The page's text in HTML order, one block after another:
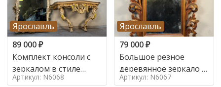
Ярославль
89 000₽
Комплект консоли с
зеркалом в стиле
ренессанс,
Артикул: N6068
Ярославль
79 000₽
Большое резное
деревянное зеркало с
золочением в стиле
Артикул: N6067